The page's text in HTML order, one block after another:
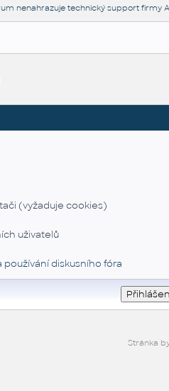
nenahrazuje technický support firmy
(vyžaduje cookies)
uživatelů
používání diskusního fóra
Stránka